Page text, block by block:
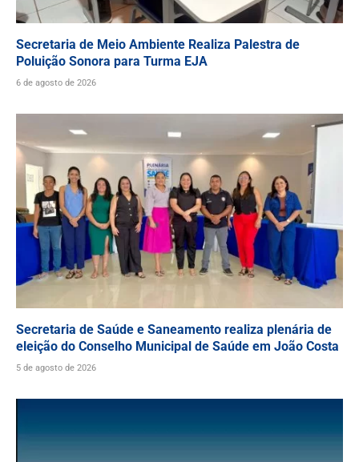
Secretaria de Meio Ambiente Realiza Palestra de
Poluição Sonora para Turma EJA
6 de agosto de 2026
Secretaria de Saúde e Saneamento realiza plenária de
eleição do Conselho Municipal de Saúde em João Costa
5 de agosto de 2026